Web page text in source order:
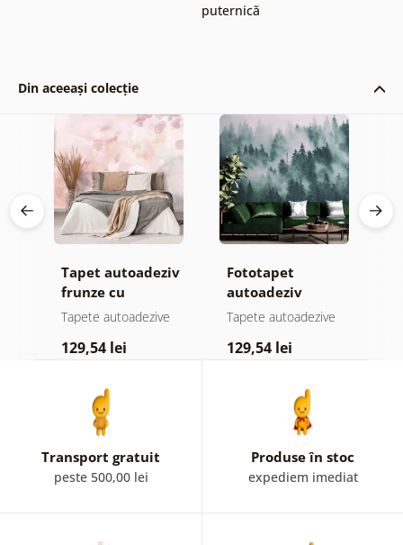
puternică
Din aceeași colecție
Tapet autoadeziv
frunze cu
atingere
Tapete autoadezive
129,54 lei
Fototapet
autoadeziv
pădure în ceață
Tapete autoadezive
129,54 lei
Transport gratuit
peste 500,00 lei
Produse în stoc
expediem imediat